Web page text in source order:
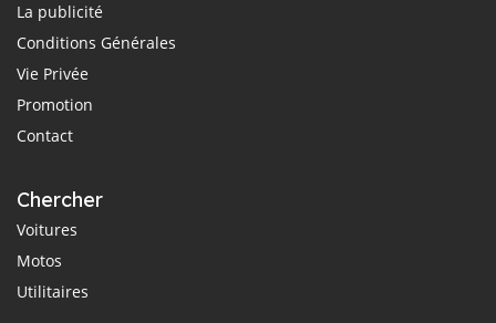
La publicité
Conditions Générales
Vie Privée
Promotion
Contact
Chercher
Voitures
Motos
Utilitaires